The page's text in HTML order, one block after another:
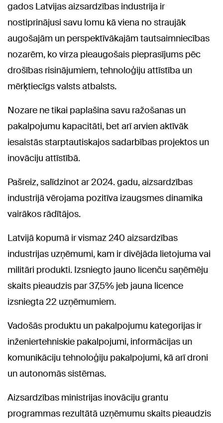
gados Latvijas aizsardzības industrija ir
nostiprinājusi savu lomu kā viena no straujāk
augošajām un perspektīvākajām tautsaimniecības
nozarēm, ko virza pieaugošais pieprasījums pēc
drošības risinājumiem, tehnoloģiju attīstība un
mērķtiecīgs valsts atbalsts.
Nozare ne tikai paplašina savu ražošanas un
pakalpojumu kapacitāti, bet arī arvien aktīvāk
iesaistās starptautiskajos sadarbības projektos un
inovāciju attīstībā.
Pašreiz, salīdzinot ar 2024. gadu, aizsardzības
industrijā vērojama pozitīva izaugsmes dinamika
vairākos rādītājos.
Latvijā kopumā ir vismaz 240 aizsardzības
industrijas uzņēmumi, kam ir divējāda lietojuma vai
militāri produkti. Izsniegto jauno licenču saņēmēju
skaits pieaudzis par 37,5% jeb jauna licence
izsniegta 22 uzņēmumiem.
Vadošās produktu un pakalpojumu kategorijas ir
inženiertehniskie pakalpojumi, informācijas un
komunikāciju tehnoloģiju pakalpojumi, kā arī droni
un autonomās sistēmas.
Aizsardzības ministrijas inovāciju grantu
programmas rezultātā uzņēmumu skaits pieaudzis